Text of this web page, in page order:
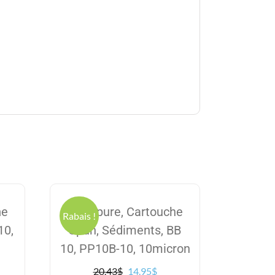
Rabais !
Excelpure, Cartouche
Spun, Sédiments, BB
10, PP10B-10, 10micron
20.43$ Le
14.95$Le